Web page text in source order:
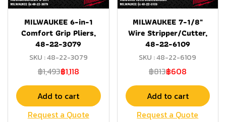
MILWAUKEE 6-in-1
Comfort Grip Pliers,
48-22-3079
SKU : 48-22-3079
฿1,493฿1,118
Add to cart
Request a Quote
MILWAUKEE 7-1/8"
Wire Stripper/Cutter,
48-22-6109
SKU : 48-22-6109
฿813฿608
Add to cart
Request a Quote